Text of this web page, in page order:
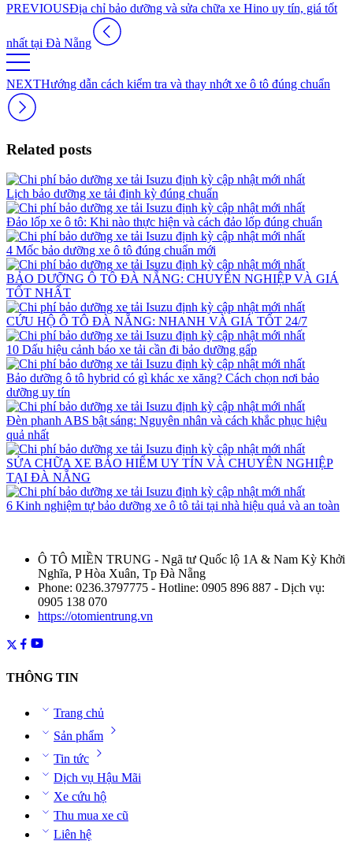
PREVIOUSĐịa chỉ bảo dưỡng và sửa chữa xe Hino uy tín, giá tốt
nhất tại Đà Nẵng
NEXTHướng dẫn cách kiểm tra và thay nhớt xe ô tô đúng chuẩn
Related posts
Lịch bảo dưỡng xe tải định kỳ đúng chuẩn
Đảo lốp xe ô tô: Khi nào thực hiện và cách đảo lốp đúng chuẩn
4 Mốc bảo dưỡng xe ô tô đúng chuẩn mới
BẢO DƯỠNG Ô TÔ ĐÀ NẴNG: CHUYÊN NGHIỆP VÀ GIÁ
TỐT NHẤT
CỨU HỘ Ô TÔ ĐÀ NẴNG: NHANH VÀ GIÁ TỐT 24/7
10 Dấu hiệu cảnh báo xe tải cần đi bảo dưỡng gấp
Bảo dưỡng ô tô hybrid có gì khác xe xăng? Cách chọn nơi bảo
dưỡng uy tín
Đèn phanh ABS bật sáng: Nguyên nhân và cách khắc phục hiệu
quả nhất
SỬA CHỮA XE BẢO HIỂM UY TÍN VÀ CHUYÊN NGHIỆP
TẠI ĐÀ NẴNG
6 Kinh nghiệm tự bảo dưỡng xe ô tô tải tại nhà hiệu quả và an toàn
Ô TÔ MIỀN TRUNG - Ngã tư Quốc lộ 1A & Nam Kỳ Khởi
Nghĩa, P Hòa Xuân, Tp Đà Nẵng
Phone: 0236.3797775 - Hotline: 0905 896 887 - Dịch vụ:
0905 138 070
https://otomientrung.vn
THÔNG TIN
Trang chủ
Sản phẩm
Tin tức
Dịch vụ Hậu Mãi
Xe cứu hộ
Thu mua xe cũ
Liên hệ